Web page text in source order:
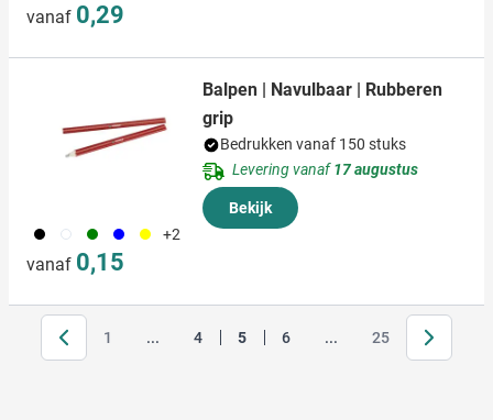
vanaf 0,29
001 002 004 005 006 +2
vanaf 0,15
Balpen | Navulbaar | Rubberen
grip
Bedrukken vanaf 150 stuks
Levering vanaf17 augustus
Bekijk
Pagina
1 ... Pagina
4 Je leest momenteel pagina
5 Pagina
6 Jump forward
... Pagina
25 Volgende